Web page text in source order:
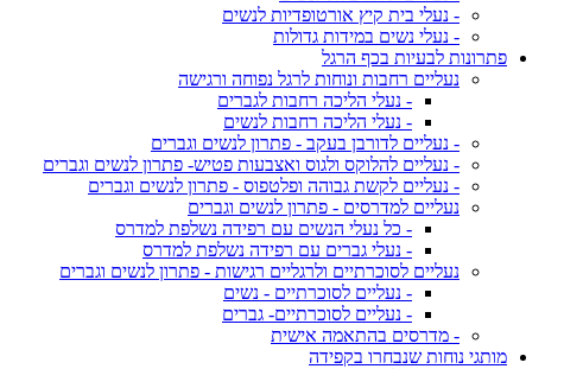
- נעלי בית קיץ אורטופדיות לנשים
- נעלי נשים במידות גדולות
פתרונות לבעיות בכף הרגל
נעליים רחבות ונוחות לרגל נפוחה ורגישה
- נעלי הליכה רחבות לגברים
- נעלי הליכה רחבות לנשים
- נעליים לדורבן בעקב - פתרון לנשים וגברים
- נעליים להלוקס ולגוס ואצבעות פטיש- פתרון לנשים וגברים
- נעליים לקשת גבוהה ופלטפוס - פתרון לנשים וגברים
נעליים למדרסים - פתרון לנשים וגברים
- כל נעלי הנשים עם רפידה נשלפת למדרס
- נעלי גברים עם רפידה נשלפת למדרס
נעליים לסוכרתיים ולרגליים רגישות - פתרון לנשים וגברים
- נעליים לסוכרתיים - נשים
- נעליים לסוכרתיים- גברים
- מדרסים בהתאמה אישית
מותגי נוחות שנבחרו בקפידה